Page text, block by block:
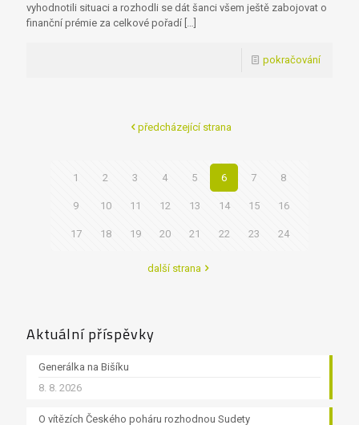
vyhodnotili situaci a rozhodli se dát šanci všem ještě zabojovat o
finanční prémie za celkové pořadí […]
pokračování
předcházející strana
1 2 3 4 5 6 7 8
9 10 11 12 13 14 15 16
17 18 19 20 21 22 23 24
další strana
Aktuální příspěvky
Generálka na Bišíku
8. 8. 2026
O vítězích Českého poháru rozhodnou Sudety